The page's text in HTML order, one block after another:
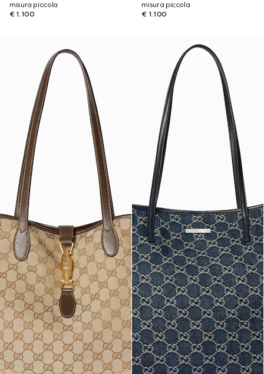
misura piccola
€ 1.100
misura piccola
€ 1.100